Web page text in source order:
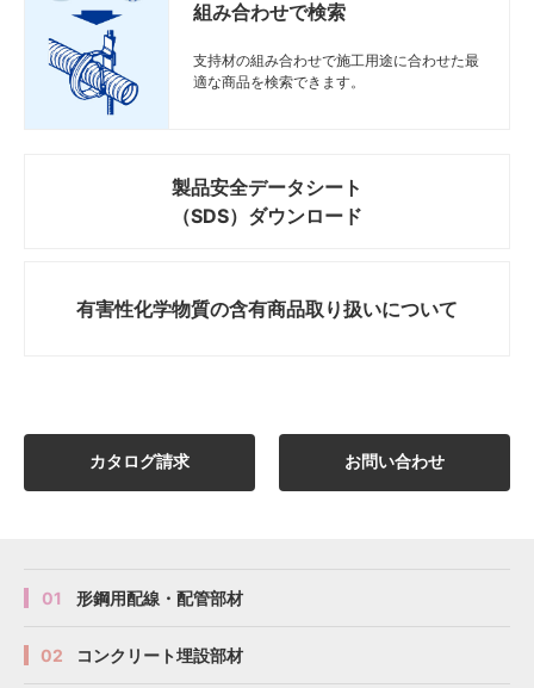
組み合わせで検索
支持材の組み合わせで施工用途に合わせた最
適な商品を検索できます。
製品安全データシート
（SDS）ダウンロード
有害性化学物質の含有商品取り扱いについて
カタログ請求 お問い合わせ
01 形鋼用配線・配管部材
02 コンクリート埋設部材